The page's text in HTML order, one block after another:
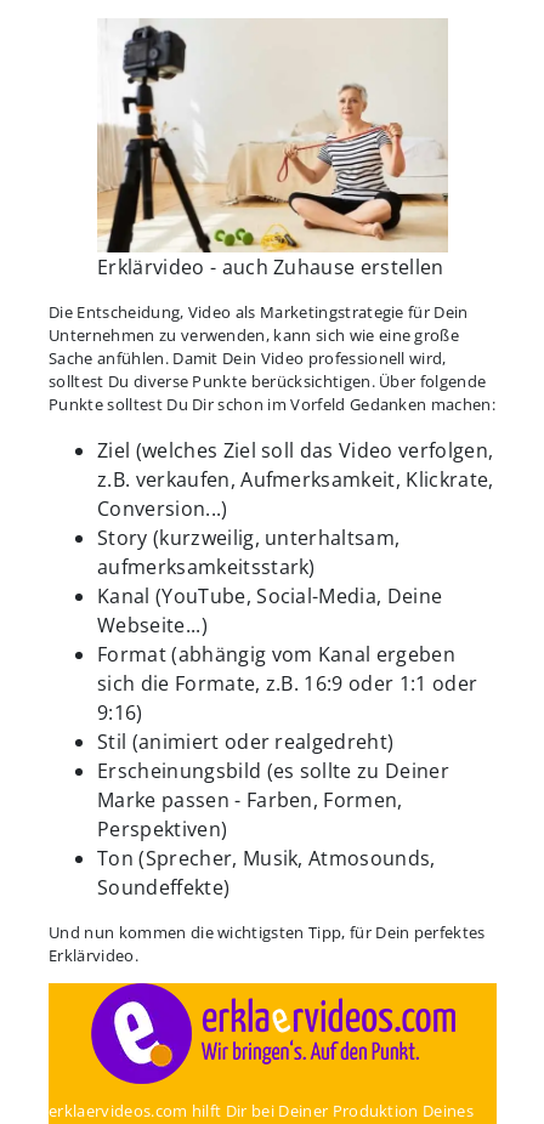
Erklärvideo - auch Zuhause erstellen
Die Entscheidung, Video als Marketingstrategie für Dein
Unternehmen zu verwenden, kann sich wie eine große
Sache anfühlen. Damit Dein Video professionell wird,
solltest Du diverse Punkte berücksichtigen. Über folgende
Punkte solltest Du Dir schon im Vorfeld Gedanken machen:
Ziel (welches Ziel soll das Video verfolgen,
z.B. verkaufen, Aufmerksamkeit, Klickrate,
Conversion...)
Story (kurzweilig, unterhaltsam,
aufmerksamkeitsstark)
Kanal (YouTube, Social-Media, Deine
Webseite...)
Format (abhängig vom Kanal ergeben
sich die Formate, z.B. 16:9 oder 1:1 oder
9:16)
Stil (animiert oder realgedreht)
Erscheinungsbild (es sollte zu Deiner
Marke passen - Farben, Formen,
Perspektiven)
Ton (Sprecher, Musik, Atmosounds,
Soundeffekte)
Und nun kommen die wichtigsten Tipp, für Dein perfektes
Erklärvideo.
erklaervideos.com hilft Dir bei Deiner Produktion Deines